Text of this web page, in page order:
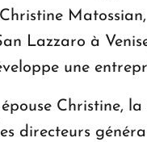
Lazzaro à
une
Christine,
directeurs